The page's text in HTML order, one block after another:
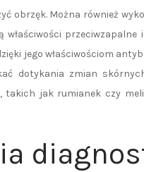
obrzęk. Można również
jego właściwościom
dotykania zmian
takich jak rumianek czy